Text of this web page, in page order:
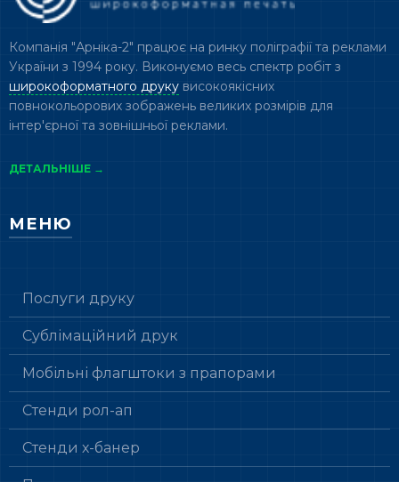
Компанія "Арніка-2" працює на ринку поліграфії та реклами
України з 1994 року. Виконуємо весь спектр робіт з
широкоформатного друкувисокоякісних
повнокольорових зображень великих розмірів для
інтер'єрної та зовнішньої реклами.
ДЕТАЛЬНІШЕ →
МЕНЮ
Послуги друку
Сублімаційний друк
Мобільні флагштоки з прапорами
Стенди рол-ап
Стенди х-банер